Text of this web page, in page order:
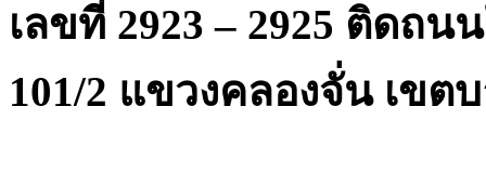
เลขที่ 2923 – 2925 ติดถ
101/2 แขวงคลองจั่น เขต